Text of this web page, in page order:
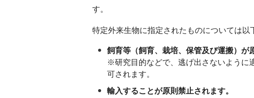
す。
特定外来生物に指定されたものについては以
飼育等（飼育、栽培、保管及び運搬）が
※研究目的などで、逃げ出さないように
可されます。
輸入することが原則禁止されます。